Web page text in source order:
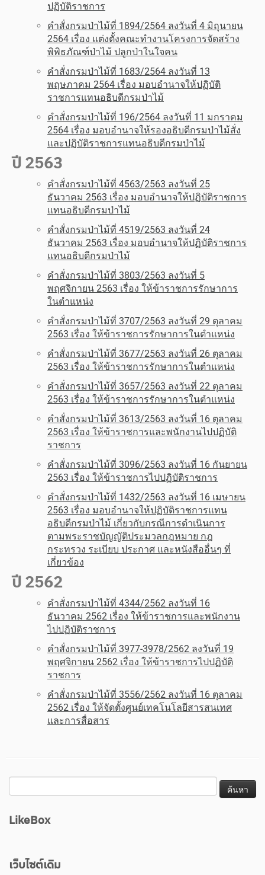
ปฏิบัติราชการ
คำสั่งกรมป่าไม้ที่ 1894/2564 ลงวันที่ 4 มิถุนายน
2564 เรื่อง แต่งตั้งคณะทำงานโครงการจัดสร้าง
พิพิธภัณฑ์ป่าไม้ ปลูกป่าในใจคน
คำสั่งกรมป่าไม้ที่ 1683/2564 ลงวันที่ 13
พฤษภาคม 2564 เรื่อง มอบอำนาจให้ปฏิบัติ
ราชการแทนอธิบดีกรมป่าไม้
คำสั่งกรมป่าไม้ที่ 196/2564 ลงวันที่ 11 มกราคม
2564 เรื่อง มอบอำนาจให้รองอธิบดีกรมป่าไม้สั่ง
และปฏิบัติราชการแทนอธิบดีกรมป่าไม้
ปี 2563
คำสั่งกรมป่าไม้ที่ 4563/2563 ลงวันที่ 25
ธันวาคม 2563 เรื่อง มอบอำนาจให้ปฏิบัติราชการ
แทนอธิบดีกรมป่าไม้
คำสั่งกรมป่าไม้ที่ 4519/2563 ลงวันที่ 24
ธันวาคม 2563 เรื่อง มอบอำนาจให้ปฏิบัติราชการ
แทนอธิบดีกรมป่าไม้
คำสั่งกรมป่าไม้ที่ 3803/2563 ลงวันที่ 5
พฤศจิกายน 2563 เรื่อง ให้ข้าราชการรักษาการ
ในตำแหน่ง
คำสั่งกรมป่าไม้ที่ 3707/2563 ลงวันที่ 29 ตุลาคม
2563 เรื่อง ให้ข้าราชการรักษาการในตำแหน่ง
คำสั่งกรมป่าไม้ที่ 3677/2563 ลงวันที่ 26 ตุลาคม
2563 เรื่อง ให้ข้าราชการรักษาการในตำแหน่ง
คำสั่งกรมป่าไม้ที่ 3657/2563 ลงวันที่ 22 ตุลาคม
2563 เรื่อง ให้ข้าราชการรักษาการในตำแหน่ง
คำสั่งกรมป่าไม้ที่ 3613/2563 ลงวันที่ 16 ตุลาคม
2563 เรื่อง ให้ข้าราชการและพนักงานไปปฏิบัติ
ราชการ
คำสั่งกรมป่าไม้ที่ 3096/2563 ลงวันที่ 16 กันยายน
2563 เรื่อง ให้ข้าราชการไปปฏิบัติราชการ
คำสั่งกรมป่าไม้ที่ 1432/2563 ลงวันที่ 16 เมษายน
2563 เรื่อง มอบอำนาจให้ปฏิบัติราชการแทน
อธิบดีกรมป่าไม้ เกี่ยวกับกรณีการดำเนินการ
ตามพระราชบัญญัติประมวลกฎหมาย กฎ
กระทรวง ระเบียบ ประกาศ และหนังสืออื่นๆ ที่
เกี่ยวข้อง
ปี 2562
คำสั่งกรมป่าไม้ที่ 4344/2562 ลงวันที่ 16
ธันวาคม 2562 เรื่อง ให้ข้าราชการและพนักงาน
ไปปฏิบัติราชการ
คำสั่งกรมป่าไม้ที่ 3977-3978/2562 ลงวันที่ 19
พฤศจิกายน 2562 เรื่อง ให้ข้าราชการไปปฏิบัติ
ราชการ
คำสั่งกรมป่าไม้ที่ 3556/2562 ลงวันที่ 16 ตุลาคม
2562 เรื่อง ให้จัดตั้งศูนย์เทคโนโลยีสารสนเทศ
และการสื่อสาร
LikeBox
เว็บไซต์เดิม